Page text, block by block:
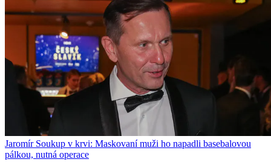
Jaromír Soukup v krvi: Maskovaní muži ho napadli basebalovou
pálkou, nutná operace